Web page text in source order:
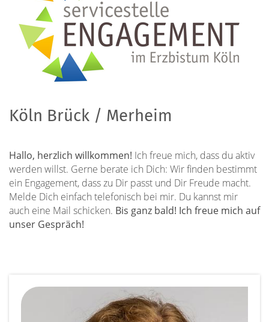
Köln Brück / Merheim
Hallo, herzlich willkommen! Ich freue mich, dass du aktiv
werden willst. Gerne berate ich Dich: Wir finden bestimmt
ein Engagement, dass zu Dir passt und Dir Freude macht.
Melde Dich einfach telefonisch bei mir. Du kannst mir
auch eine Mail schicken. Bis ganz bald! Ich freue mich auf
unser Gespräch!